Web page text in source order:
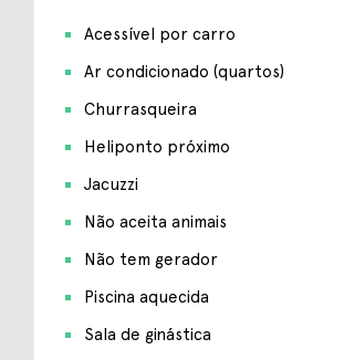
Acessível por carro
Ar condicionado (quartos)
Churrasqueira
Heliponto próximo
Jacuzzi
Não aceita animais
Não tem gerador
Piscina aquecida
Sala de ginástica